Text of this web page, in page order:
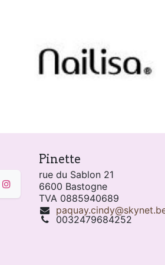
Pinette
rue du Sablon 21
6600 Bastogne
TVA 0885940689
0032479684252